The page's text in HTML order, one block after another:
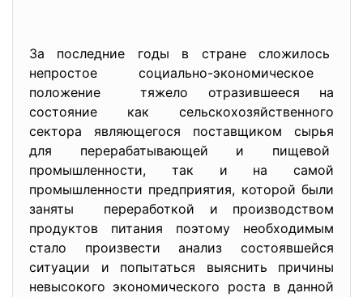
За последние годы в стране сложилось
непростое социально-экономическое
положение тяжело отразившееся на
состояние как сельскохозяйственного
сектора являющегося поставщиком сырья
для перерабатывающей и пищевой
промышленности, так и на самой
промышленности предприятия, которой были
заняты переработкой и производством
продуктов питания поэтому необходимым
стало произвести анализ состоявшейся
ситуации и попытаться выяснить причины
невысокого экономического роста в данной